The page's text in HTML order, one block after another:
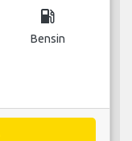
local_gas_station
Bensin